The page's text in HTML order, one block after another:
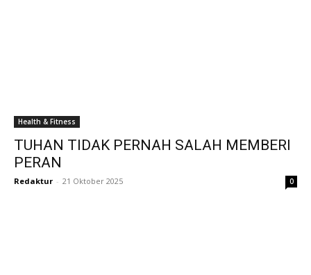
Health & Fitness
TUHAN TIDAK PERNAH SALAH MEMBERI
PERAN
Redaktur - 21 Oktober 2025 0